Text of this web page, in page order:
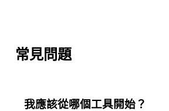
常見問題
我應該從哪個工具開始？